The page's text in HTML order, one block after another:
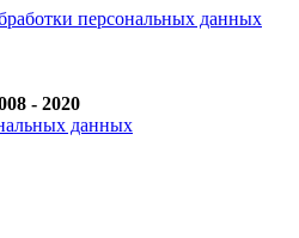
персональных данных
- 2020
данных